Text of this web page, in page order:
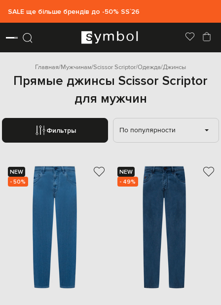
SALE ще більше брендів до -50% SS`26
Главная Мужчинам Scissor Scriptor Одежда Джинсы
Прямые джинсы Scissor Scriptor
для мужчин
Фильтры По популярности
NEW
- 50%
NEW
- 49%